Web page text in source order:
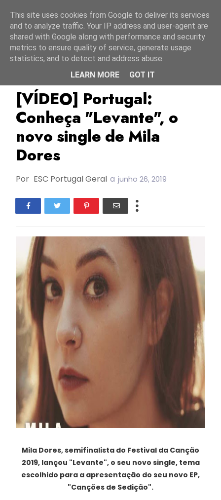
Mila Dores Novos Lançamentos
[VÍDEO] Portugal:
Conheça "Levante", o
novo single de Mila
Dores
Por ESC Portugal Geral a junho 26, 2019
Mila Dores, semifinalista do Festival da Canção
2019, lançou "Levante", o seu novo single, tema
escolhido para a apresentação do seu novo EP,
"Canções de Sedição".
This site uses cookies from Google to deliver its services
and to analyze traffic. Your IP address and user-agent are
shared with Google along with performance and security
metrics to ensure quality of service, generate usage
statistics, and to detect and address abuse.
LEARN MORE
GOT IT